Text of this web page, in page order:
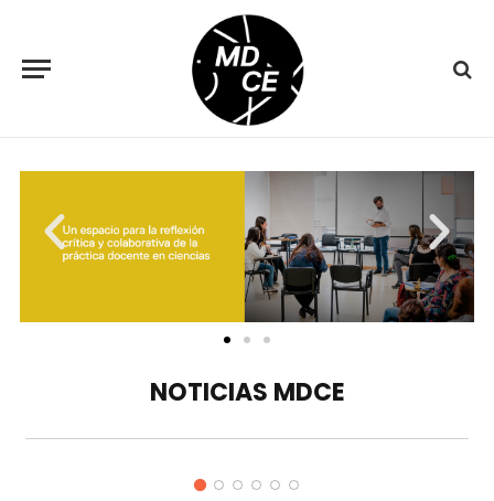
NOTICIAS MDCE
Ana María Herrera